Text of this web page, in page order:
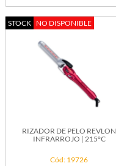
STOCK NO DISPONIBLE
RIZADOR DE PELO REVLON
INFRARROJO | 215°C
Cód: 19726